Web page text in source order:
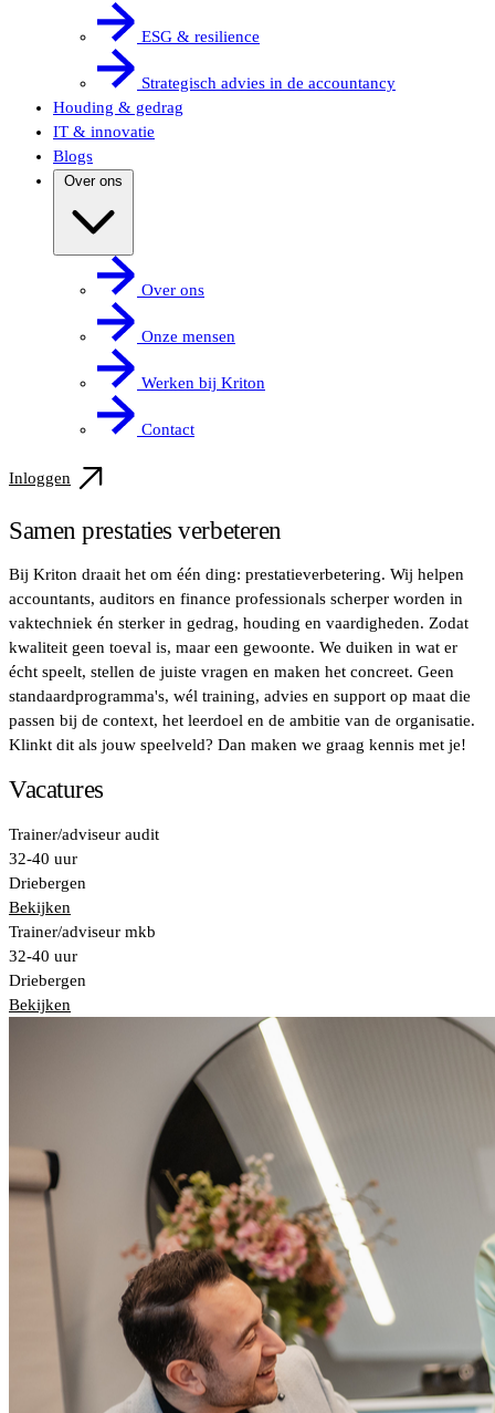
ESG & resilience
Strategisch advies in de accountancy
Houding & gedrag
IT & innovatie
Blogs
Over ons
Over ons
Onze mensen
Werken bij Kriton
Contact
Inloggen
Samen prestaties verbeteren
Bij Kriton draait het om één ding: prestatieverbetering. Wij helpen
accountants, auditors en finance professionals scherper worden in
vaktechniek én sterker in gedrag, houding en vaardigheden. Zodat
kwaliteit geen toeval is, maar een gewoonte. We duiken in wat er
écht speelt, stellen de juiste vragen en maken het concreet. Geen
standaardprogramma's, wél training, advies en support op maat die
passen bij de context, het leerdoel en de ambitie van de organisatie.
Klinkt dit als jouw speelveld? Dan maken we graag kennis met je!
Vacatures
Trainer/adviseur audit
32-40 uur
Driebergen
Bekijken
Trainer/adviseur mkb
32-40 uur
Driebergen
Bekijken